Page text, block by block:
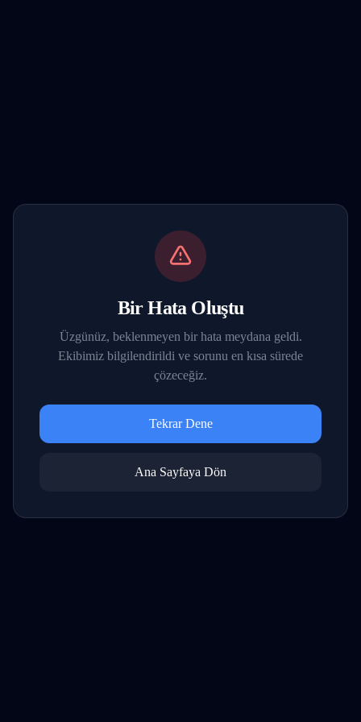
Bir Hata Oluştu
Üzgünüz, beklenmeyen bir hata meydana geldi.
Ekibimiz bilgilendirildi ve sorunu en kısa sürede
çözeceğiz.
Tekrar Dene
Ana Sayfaya Dön